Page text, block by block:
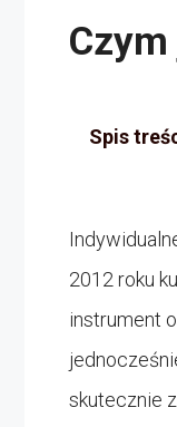
Spis
2012 roku
instrument
skutecznie